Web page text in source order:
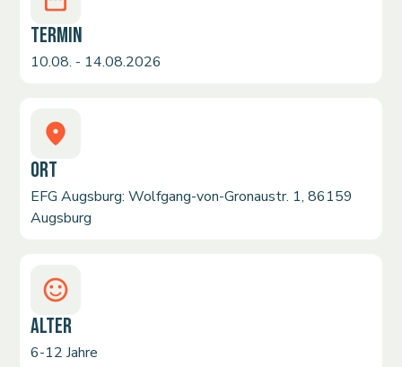
TERMIN
10.08. - 14.08.2026
ORT
EFG Augsburg: Wolfgang-von-Gronaustr. 1, 86159
Augsburg
ALTER
6-12 Jahre